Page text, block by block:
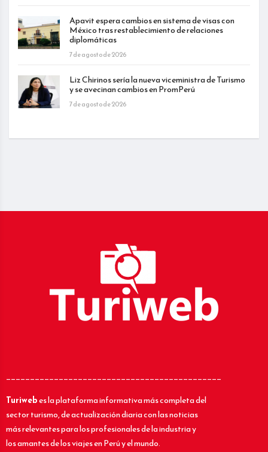
Apavit espera cambios en sistema de visas con
México tras restablecimiento de relaciones
diplomáticas
7 de agosto de 2026
Liz Chirinos sería la nueva viceministra de Turismo
y se avecinan cambios en PromPerú
7 de agosto de 2026
_____________________________________________
Turiwebes la plataforma informativa más completa del
sector turismo, de actualización diaria con las noticias
más relevantes para los profesionales de la industria y
los amantes de los viajes en Perú y el mundo.